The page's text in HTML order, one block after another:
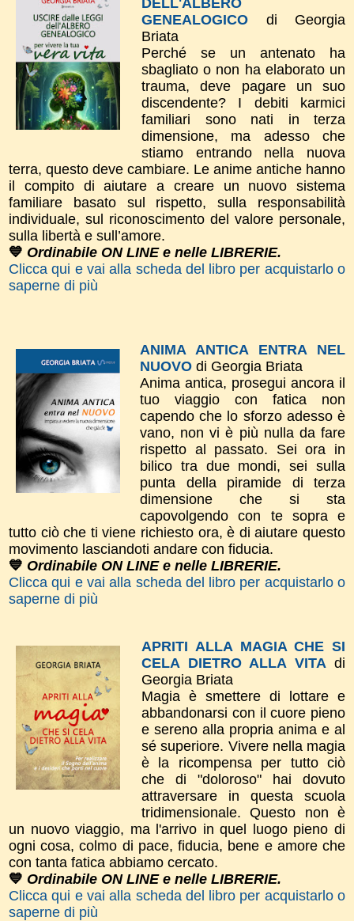
GENEALOGICO di Georgia
Briata
Perché se un antenato ha
sbagliato o non ha elaborato un
trauma, deve pagare un suo
discendente? I debiti karmici
familiari sono nati in terza
dimensione, ma adesso che
stiamo entrando nella nuova
terra, questo deve cambiare. Le anime antiche hanno
il compito di aiutare a creare un nuovo sistema
familiare basato sul rispetto, sulla responsabilità
individuale, sul riconoscimento del valore personale,
sulla libertà e sull’amore.
💙 Ordinabile ON LINE e nelle LIBRERIE.
Clicca qui e vai alla scheda del libro per acquistarlo o
saperne di più
ANIMA ANTICA ENTRA NEL
NUOVO di Georgia Briata
Anima antica, prosegui ancora il
tuo viaggio con fatica non
capendo che lo sforzo adesso è
vano, non vi è più nulla da fare
rispetto al passato. Sei ora in
bilico tra due mondi, sei sulla
punta della piramide di terza
dimensione che si sta
capovolgendo con te sopra e
tutto ciò che ti viene richiesto ora, è di aiutare questo
movimento lasciandoti andare con fiducia.
💙 Ordinabile ON LINE e nelle LIBRERIE.
Clicca qui e vai alla scheda del libro per acquistarlo o
saperne di più
APRITI ALLA MAGIA CHE SI
CELA DIETRO ALLA VITA di
Georgia Briata
Magia è smettere di lottare e
abbandonarsi con il cuore pieno
e sereno alla propria anima e al
sé superiore. Vivere nella magia
è la ricompensa per tutto ciò
che di "doloroso" hai dovuto
attraversare in questa scuola
tridimensionale. Questo non è
un nuovo viaggio, ma l'arrivo in quel luogo pieno di
ogni cosa, colmo di pace, fiducia, bene e amore che
con tanta fatica abbiamo cercato.
💙 Ordinabile ON LINE e nelle LIBRERIE.
Clicca qui e vai alla scheda del libro per acquistarlo o
saperne di più